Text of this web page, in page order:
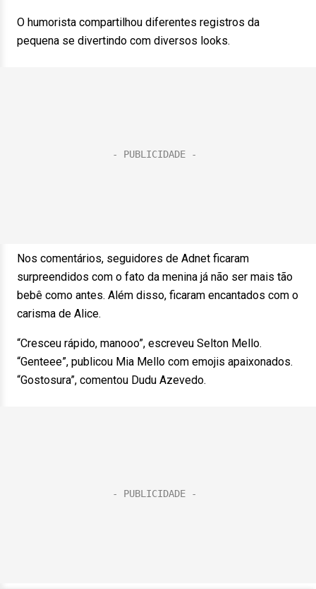
O humorista compartilhou diferentes registros da
pequena se divertindo com diversos looks.
Nos comentários, seguidores de Adnet ficaram
surpreendidos com o fato da menina já não ser mais tão
bebê como antes. Além disso, ficaram encantados com o
carisma de Alice.
“Cresceu rápido, manooo”, escreveu Selton Mello.
“Genteee”, publicou Mia Mello com emojis apaixonados.
“Gostosura”, comentou Dudu Azevedo.